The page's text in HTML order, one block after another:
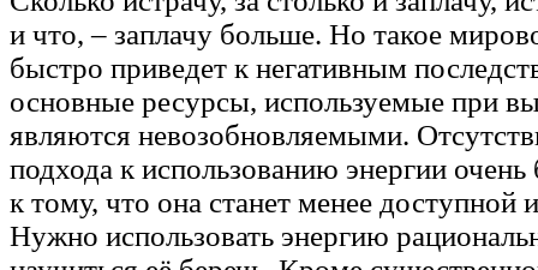
и что, – заплачу больше. Но такое
быстро приведет к негативным
основные ресурсы, используемые при
являются невозобновляемыми.
подхода к использованию энергии
к тому, что она станет менее доступной
Нужно использовать энергию